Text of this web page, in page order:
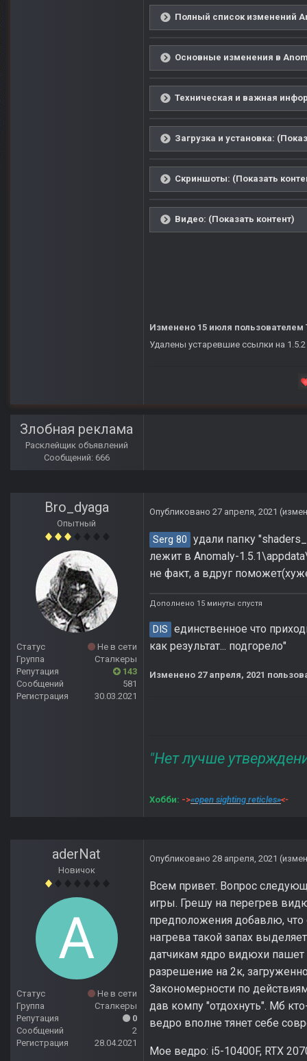
Полный список изменений
Основные изменения в
Техническая и важная
Загрузка и установка:
Скриншоты: (Показать
Видео: (Показать контент)
Изменено 15 июля
Удалены устаревшие ссылки на 1.5.2
Злобная реклама
Расклейщик объявлений
Сообщений: 666
Bro_dyaga
Опытный
Статус
Не в сети
Группа
Сталкеры
Репутация
143
Сообщений
581
Регистрация
30.03.2021
Опубликовано 27 апреля, 2021
Serg 80 удали папку
лежит в Anomaly-
не факт, а вдруг
Дополнено 15 минуты спустя
DIS единственное что
как результат... подгорело"
Изменено 27 апреля, 2021
"Нет лучше
Хобби: ->«open sighting reticles»<-
aderNat
Новичок
Статус
Не в сети
Группа
Сталкеры
Репутация
0
Сообщений
2
Регистрация
28.04.2021
Опубликовано 28 апреля, 2021
Всем привет. Вопрос
игры. Грешу на перегрев
предположения добавлю, что
нагрева такой запах
датчикам ядро видюхи пашет
разрешение на 2к,
Закономерности по
дав компу "отдохнуть". Мб
ведро вполне тянет себе
Мое ведро: i5-10400F, RTX